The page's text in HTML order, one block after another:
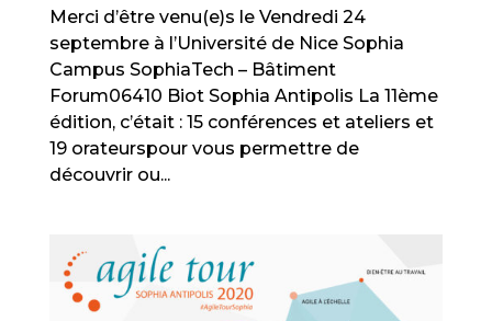
Merci d’être venu(e)s le Vendredi 24
septembre à l’Université de Nice Sophia
Campus SophiaTech – Bâtiment
Forum06410 Biot Sophia Antipolis La 11ème
édition, c’était : 15 conférences et ateliers et
19 orateurspour vous permettre de
découvrir ou...